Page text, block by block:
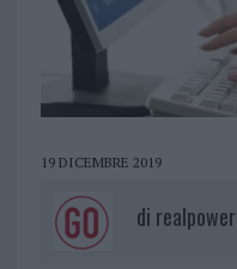
19 DICEMBRE 2019
di realpower